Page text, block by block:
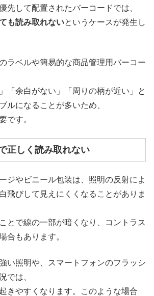
先して配置されたバーコードでは、
も読み取れないというケースが発生し
ラベルや簡易的な商品管理用バーコー
「余白がない」「周りの柄が近い」と
ルになることが多いため、
です。
正しく読み取れない
ジやビニール包装は、照明の反射によ
飛びして見えにくくなることがありま
とで線の一部が暗くなり、コントラス
合もあります。
い照明や、スマートフォンのフラッシ
では、
きやすくなります。このような場合